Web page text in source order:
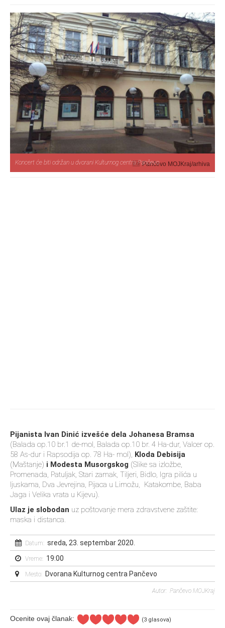
Koncert će biti održan u dvorani Kulturnog centra PančevoPančevo MOJKraj/arhiva
Pijanista Ivan Dinić izvešće dela Johanesa Bramsa
(Balada op.10 br.1 de-mol, Balada op.10 br. 4 Ha-dur, Valcer op.
58 As-dur i Rapsodija op. 78 Ha- mol), Kloda Debisija
(Maštanje) i Modesta Musorgskog (Slike sa izložbe,
Promenada, Patuljak, Stari zamak, Tiljeri, Bidlo, Igra pilića u
ljuskama, Dva Jevrejina, Pijaca u Limožu, Katakombe, Baba
Jaga i Velika vrata u Kijevu).
Ulaz je slobodan uz poštovanje mera zdravstvene zaštite:
maska i distanca.
Datum: sreda, 23. septembar 2020.
Vreme: 19:00
Mesto: Dvorana Kulturnog centra Pančevo
Autor: Pančevo MOJKraj
Ocenite ovaj članak: (3 glasova)